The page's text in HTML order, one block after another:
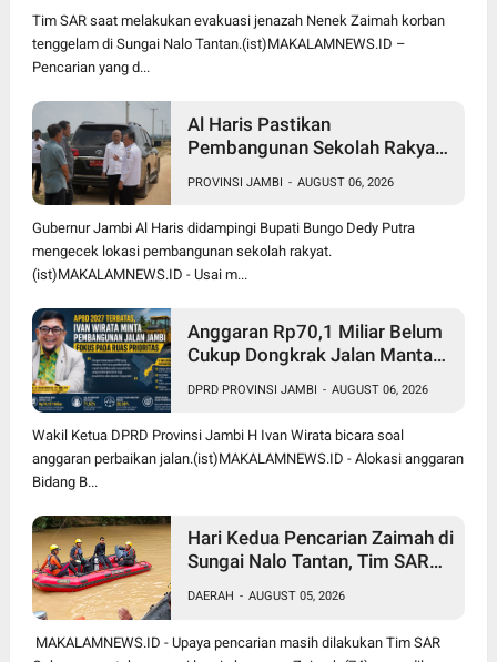
Tim SAR saat melakukan evakuasi jenazah Nenek Zaimah korban
tenggelam di Sungai Nalo Tantan.(ist)MAKALAMNEWS.ID –
Pencarian yang d...
Al Haris Pastikan
Pembangunan Sekolah Rakyat
Manfaat bagi Masyarakat
PROVINSI JAMBI - AUGUST 06, 2026
Gubernur Jambi Al Haris didampingi Bupati Bungo Dedy Putra
mengecek lokasi pembangunan sekolah rakyat.
(ist)MAKALAMNEWS.ID - Usai m...
Anggaran Rp70,1 Miliar Belum
Cukup Dongkrak Jalan Mantap
Pemprov Jemput Dana Pusat
DPRD PROVINSI JAMBI - AUGUST 06, 2026
Wakil Ketua DPRD Provinsi Jambi H Ivan Wirata bicara soal
anggaran perbaikan jalan.(ist)MAKALAMNEWS.ID - Alokasi anggaran
Bidang B...
Hari Kedua Pencarian Zaimah di
Sungai Nalo Tantan, Tim SAR
DAERAH - AUGUST 05, 2026
MAKALAMNEWS.ID - Upaya pencarian masih dilakukan Tim SAR